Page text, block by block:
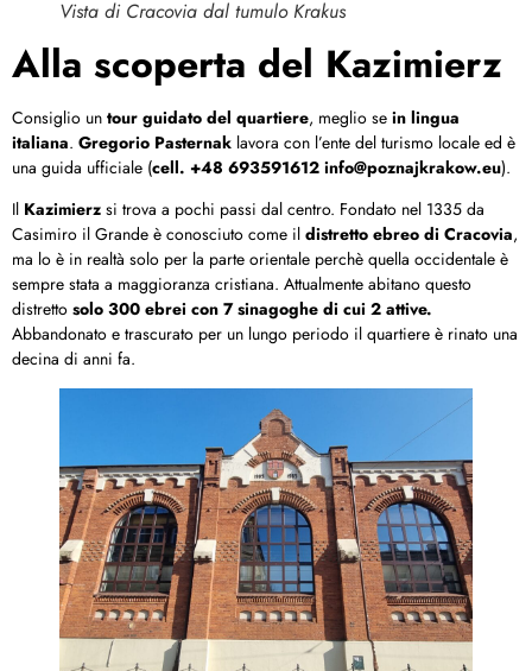
Vista di Cracovia dal tumulo Krakus
Alla scoperta del Kazimierz
Consiglio un tour guidato del quartiere, meglio se in lingua
italiana. Gregorio Pasternak lavora con l’ente del turismo locale ed è
una guida ufficiale (cell. +48 693591612 info@poznajkrakow.eu).
Il Kazimierz si trova a pochi passi dal centro. Fondato nel 1335 da
Casimiro il Grande è conosciuto come il distretto ebreo di Cracovia,
ma lo è in realtà solo per la parte orientale perchè quella occidentale è
sempre stata a maggioranza cristiana. Attualmente abitano questo
distretto solo 300 ebrei con 7 sinagoghe di cui 2 attive.
Abbandonato e trascurato per un lungo periodo il quartiere è rinato una
decina di anni fa.